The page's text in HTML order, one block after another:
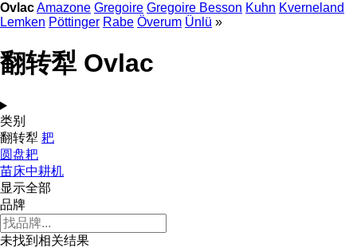
OvlacAmazone Gregoire Gregoire Besson Kuhn Kverneland
Lemken Pöttinger Rabe Överum Ünlü »
翻转犁 Ovlac
类别
翻转犁 耙
圆盘耙
苗床中耕机
显示全部
品牌
未找到相关结果